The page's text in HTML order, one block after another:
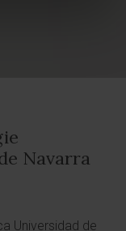
Navarra
Universidad de